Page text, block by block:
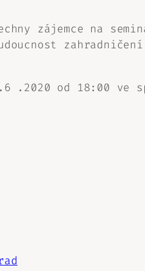
zájemce na
zahradničení
.2020 od 18:00